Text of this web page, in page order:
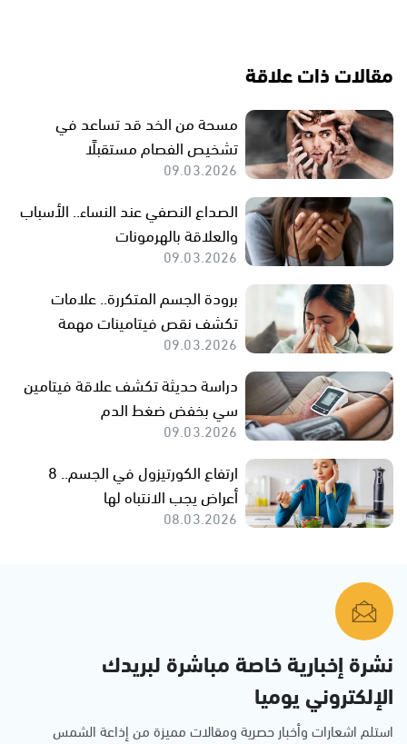
مقالات ذات علاقة
مسحة من الخد قد تساعد في
تشخيص الفصام مستقبلًا
09.03.2026
الصداع النصفي عند النساء.. الأسباب
والعلاقة بالهرمونات
09.03.2026
برودة الجسم المتكررة.. علامات
تكشف نقص فيتامينات مهمة
09.03.2026
دراسة حديثة تكشف علاقة فيتامين
سي بخفض ضغط الدم
09.03.2026
ارتفاع الكورتيزول في الجسم.. 8
أعراض يجب الانتباه لها
08.03.2026
نشرة إخبارية خاصة مباشرة لبريدك
الإلكتروني يوميا
استلم اشعارات وأخبار حصرية ومقالات مميزة من إذاعة الشمس